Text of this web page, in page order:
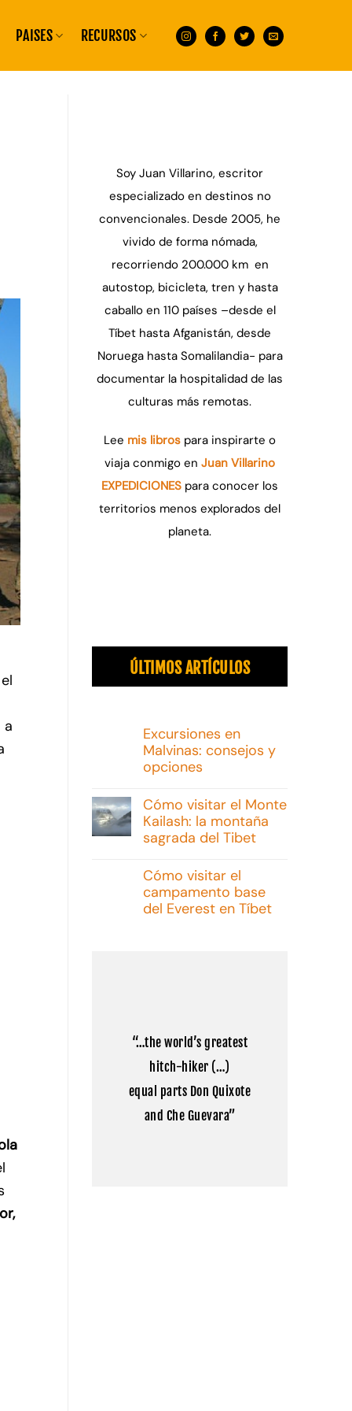
PAISES RECURSOS
a
Soy Juan Villarino, escritor
especializado en destinos no
convencionales. Desde 2005, he
vivido de forma nómada,
recorriendo 200.000 km en
autostop, bicicleta, tren y hasta
caballo en 110 países –desde el
Tíbet hasta Afganistán, desde
Noruega hasta Somalilandia- para
documentar la hospitalidad de las
culturas más remotas.
Lee mis libros para inspirarte o
viaja conmigo en Juan Villarino
EXPEDICIONES para conocer los
territorios menos explorados del
planeta.
ÚLTIMOS ARTÍCULOS
Excursiones en
Malvinas: consejos y
opciones
hay
comentarios
en
Excursiones
en
y
opciones
Cómo visitar el Monte
Kailash: la montaña
sagrada del Tibet
hay
comentarios
en
Cómo
visitar
Cómo visitar el
campamento base
del Everest en Tíbet
Everest
Tíbet
“…the world’s greatest
hitch-hiker (…)
equal parts Don Quixote
and Che Guevara”